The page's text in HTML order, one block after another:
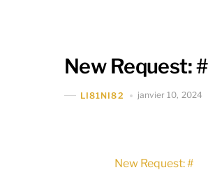
New Request: #
LI81NI82 janvier 10, 2024
New Request: #